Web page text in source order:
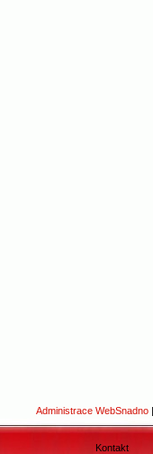
Administrace WebSnadno
Kontakt